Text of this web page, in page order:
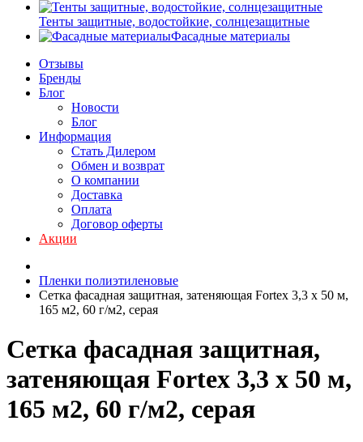
Тенты защитные, водостойкие, солнцезащитные
Фасадные материалы
Отзывы
Бренды
Блог
Новости
Блог
Информация
Стать Дилером
Обмен и возврат
О компании
Доставка
Оплата
Договор оферты
Акции
Пленки полиэтиленовые
Сетка фасадная защитная, затеняющая Fortex 3,3 х 50 м,
165 м2, 60 г/м2, серая
Сетка фасадная защитная,
затеняющая Fortex 3,3 х 50 м,
165 м2, 60 г/м2, серая